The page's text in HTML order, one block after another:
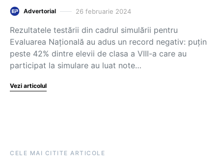
Advertorial 26 februarie 2024
Rezultatele testării din cadrul simulării pentru
Evaluarea Națională au adus un record negativ: puțin
peste 42% dintre elevii de clasa a VIII-a care au
participat la simulare au luat note…
Vezi articolul
CELE MAI CITITE ARTICOLE